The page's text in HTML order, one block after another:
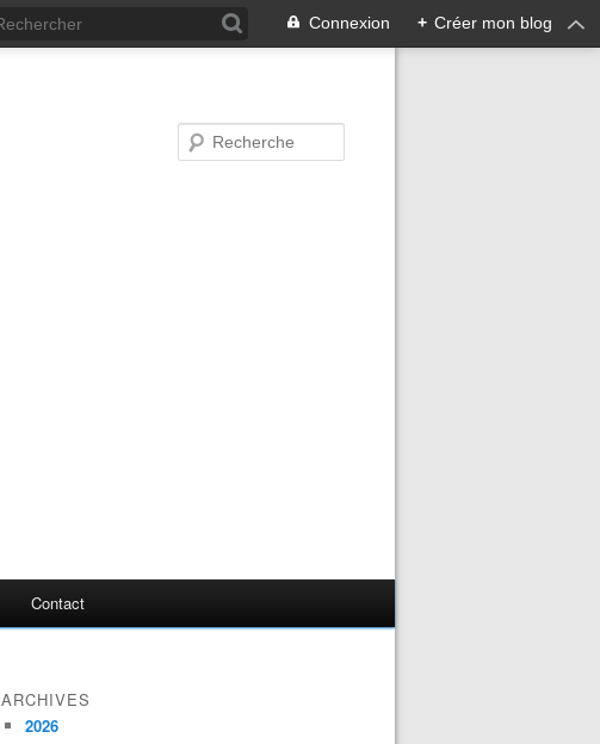
Connexion + Créer mon blog
Contact
ARCHIVES
2026